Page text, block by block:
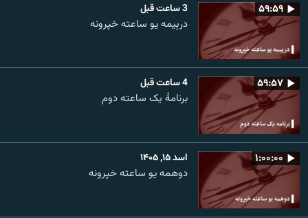
۵۹:۵۹ 3 ساعت قبل
درېیمه یو ساعته خپرونه
۵۹:۵۷ 4 ساعت قبل
برنامۀ یک ساعته دوم
۱:۰۰:۰۰ اسد ۱۵, ۱۴۰۵
دوهمه یو ساعته خپرونه